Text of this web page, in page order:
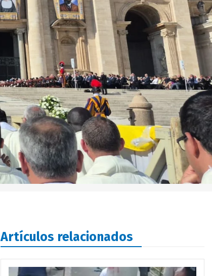
Artículos relacionados